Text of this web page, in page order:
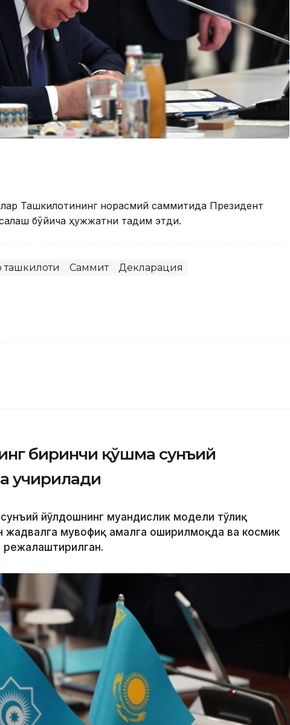
Ташкилотининг норасмий саммитида Президент
бўйича ҳужжатни тақдим этди.
ташкилоти Саммит
Декларация
биринчи қўшма сунъий
учирилади
йўлдошнинг муҳандислик модели тўлиқ
жадвалга мувофиқ амалга оширилмоқда ва космик
режалаштирилган.